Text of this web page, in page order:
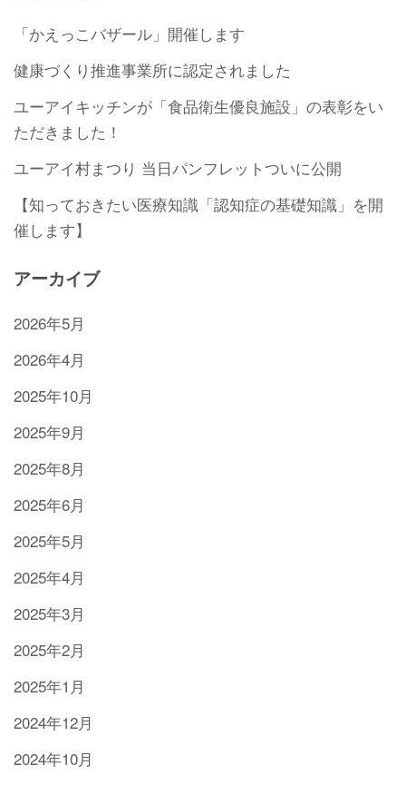
「かえっこバザール」開催します
健康づくり推進事業所に認定されました
ユーアイキッチンが「食品衛生優良施設」の表彰をい
ただきました！
ユーアイ村まつり 当日パンフレットついに公開
【知っておきたい医療知識「認知症の基礎知識」を開
催します】
アーカイブ
2026年5月
2026年4月
2025年10月
2025年9月
2025年8月
2025年6月
2025年5月
2025年4月
2025年3月
2025年2月
2025年1月
2024年12月
2024年10月